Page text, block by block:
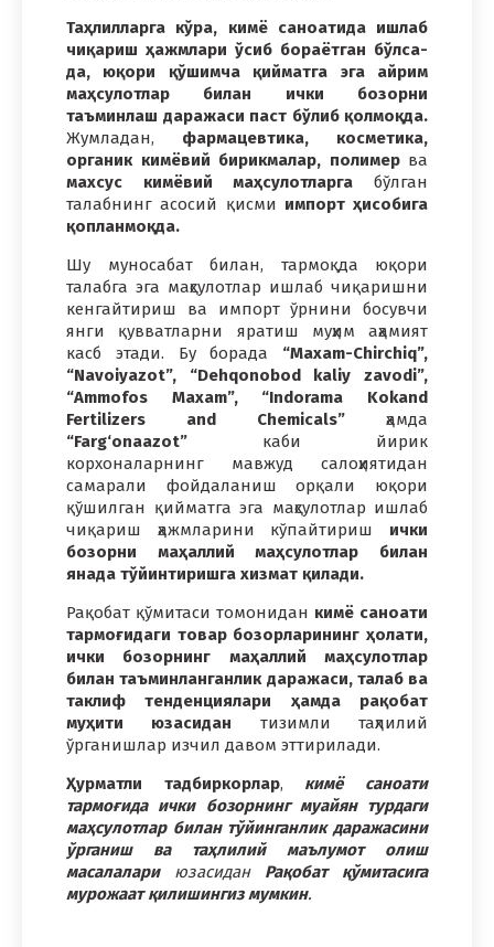
Таҳлилларга кўра, кимё саноатида ишлаб
чиқариш ҳажмлари ўсиб бораётган бўлса-
да, юқори қўшимча қийматга эга айрим
маҳсулотлар билан ички бозорни
таъминлаш даражаси паст бўлиб қолмоқда.
Жумладан, фармацевтика, косметика,
органик кимёвий бирикмалар, полимерва
махсус кимёвий
маҳсулотларгабўлган
талабнинг асосий қисми импорт ҳисобига
қопланмоқда.
Шу муносабат билан, тармоқда юқори
талабга эга маҳсулотлар ишлаб чиқаришни
кенгайтириш ва импорт ўрнини босувчи
янги қувватларни яратиш муҳим аҳамият
касб этади. Бу борада “Maxam-Chirchiq”,
“Navoiyazot”, “Dehqonobod kaliy zavodi”,
“Ammofos Maxam”, “Indorama Kokand
Fertilizers
and Chemicals” ҳамда
“Farg‘onaazot” каби йирик
корхоналарнинг мавжуд салоҳиятидан
самарали фойдаланиш орқали юқори
қўшилган қийматга эга маҳсулотлар ишлаб
чиқариш ҳажмларини кўпайтириш ички
бозорни маҳаллий маҳсулотлар билан
янада тўйинтиришга хизмат қилади.
Рақобат қўмитаси томонидан кимё саноати
тармоғидаги товар бозорларининг ҳолати,
ички бозорнинг маҳаллий маҳсулотлар
билан таъминланганлик даражаси, талаб ва
таклиф тенденциялари ҳамда рақобат
муҳити юзасидан тизимли таҳлилий
ўрганишлар изчил давом эттирилади.
Ҳурматли тадбиркорлар, кимё саноати
тармоғида ички бозорнинг муайян турдаги
маҳсулотлар билан тўйинганлик даражасини
ўрганиш ва таҳлилий маълумот олиш
масалалариюзасидан Рақобат қўмитасига
мурожаат қилишингиз мумкин.